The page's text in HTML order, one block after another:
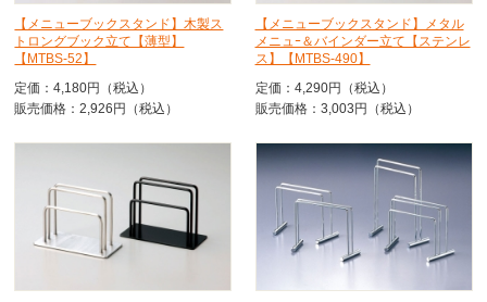
【メニューブックスタンド】木製ス
トロングブック立て【薄型】
【MTBS-52】
定価：4,180円（税込）
販売価格：2,926円（税込）
【メニューブックスタンド】メタル
メニュｰ＆バインダー立て【ステンレ
ス】【MTBS-490】
定価：4,290円（税込）
販売価格：3,003円（税込）